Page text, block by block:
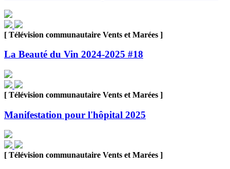
[ Télévision communautaire Vents et Marées ]
La Beauté du Vin 2024-2025 #18
[ Télévision communautaire Vents et Marées ]
Manifestation pour l'hôpital 2025
[ Télévision communautaire Vents et Marées ]